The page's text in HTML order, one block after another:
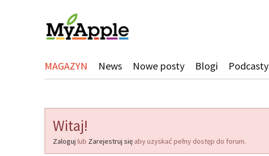
MAGAZYN News Nowe posty Blogi Podcasty
Witaj!
Zaloguj lub Zarejestruj się aby uzyskać pełny dostęp do forum.